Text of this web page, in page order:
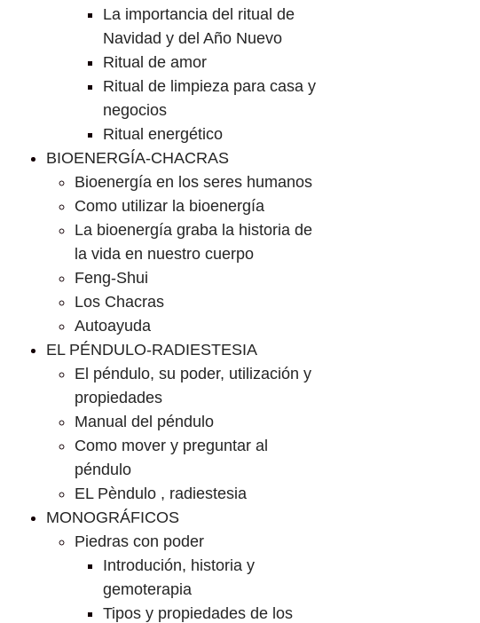
La importancia del ritual de
Navidad y del Año Nuevo
Ritual de amor
Ritual de limpieza para casa y
negocios
Ritual energético
BIOENERGÍA-CHACRAS
Bioenergía en los seres humanos
Como utilizar la bioenergía
La bioenergía graba la historia de
la vida en nuestro cuerpo
Feng-Shui
Los Chacras
Autoayuda
EL PÉNDULO-RADIESTESIA
El péndulo, su poder, utilización y
propiedades
Manual del péndulo
Como mover y preguntar al
péndulo
EL Pèndulo , radiestesia
MONOGRÁFICOS
Piedras con poder
Introdución, historia y
gemoterapia
Tipos y propiedades de los